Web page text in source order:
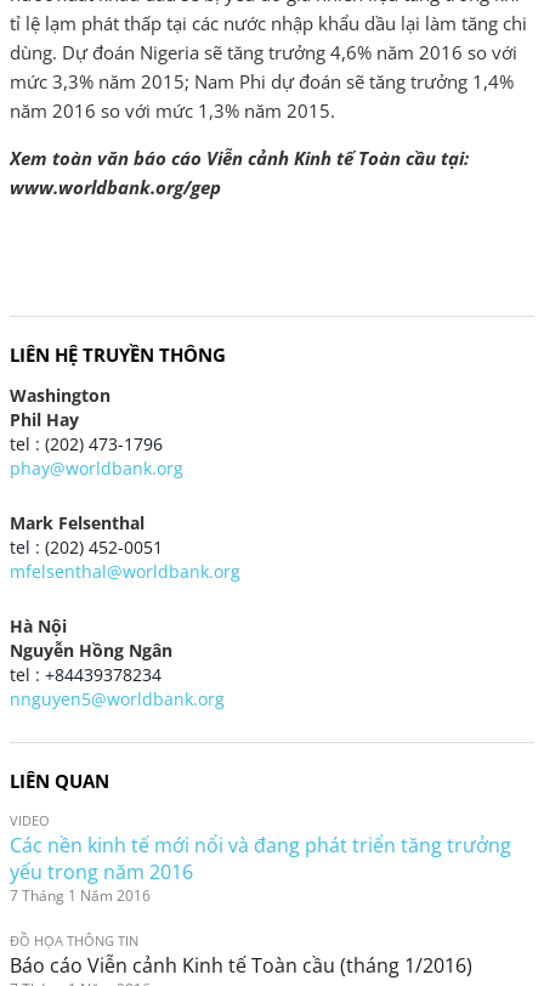
tỉ lệ lạm phát thấp tại các nước nhập khẩu dầu lại làm tăng chi
dùng. Dự đoán Nigeria sẽ tăng trưởng 4,6% năm 2016 so với
mức 3,3% năm 2015; Nam Phi dự đoán sẽ tăng trưởng 1,4%
năm 2016 so với mức 1,3% năm 2015.
Xem toàn văn báo cáo Viễn cảnh Kinh tế Toàn cầu tại:
www.worldbank.org/gep
LIÊN HỆ TRUYỀN THÔNG
Washington
Phil Hay
tel : (202) 473-1796
phay@worldbank.org
Mark Felsenthal
tel : (202) 452-0051
mfelsenthal@worldbank.org
Hà Nội
Nguyễn Hồng Ngân
tel : +84439378234
nnguyen5@worldbank.org
LIÊN QUAN
VIDEO
Các nền kinh tế mới nổi và đang phát triển tăng trưởng
yếu trong năm 2016
7 Tháng 1 Năm 2016
ĐỒ HỌA THÔNG TIN
Báo cáo Viễn cảnh Kinh tế Toàn cầu (tháng 1/2016)